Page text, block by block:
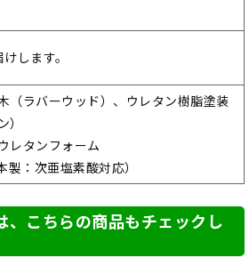
します。
（ラバーウッド）、ウレタン樹脂塗装
レタンフォーム
製：次亜塩素酸対応）
、こちらの商品もチェックし